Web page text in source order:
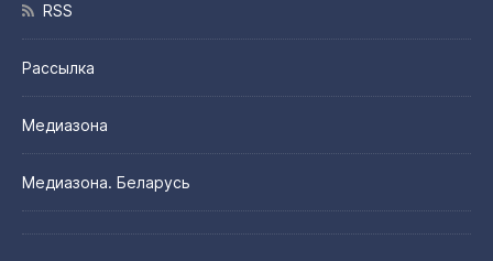
RSS
Рассылка
Медиазона
Медиазона. Беларусь